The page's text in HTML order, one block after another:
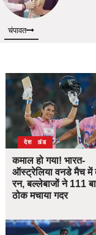
चंपावत
उत्तराखंड
देश
कमाल हो गया! भारत-
ऑस्ट्रेलिया वनडे मैच में
रन, बल्लेबाजों ने 111
ठोक मचाया गदर